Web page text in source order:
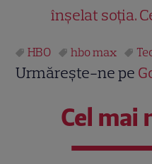
înșelat soția.
HBO hbo max
Urmărește-ne pe
Cel mai